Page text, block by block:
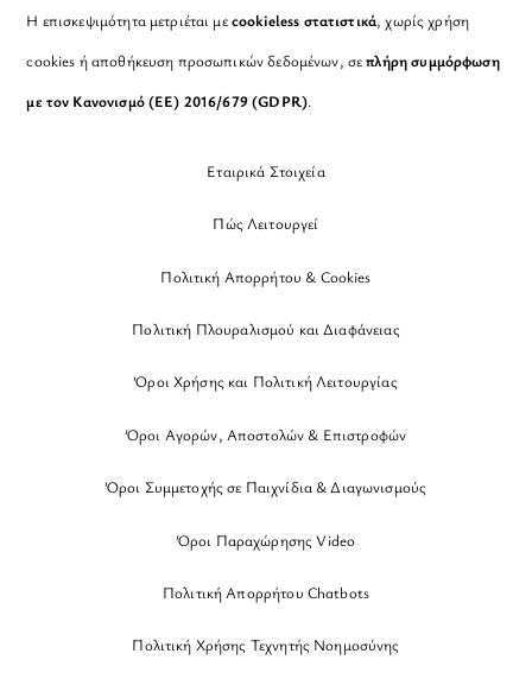
Η επισκεψιμότητα μετριέται μεcookieless στατιστικά, χωρίς χρήση
cookies ή αποθήκευση προσωπικών δεδομένων, σεπλήρη συμμόρφωση
με τον Κανονισμό (ΕΕ) 2016/679 (GDPR).
Εταιρικά Στοιχεία
Πώς Λειτουργεί
Πολιτική Απορρήτου & Cookies
Πολιτική Πλουραλισμού και Διαφάνειας
Όροι Χρήσης και Πολιτική Λειτουργίας
Όροι Αγορών, Αποστολών & Επιστροφών
Όροι Συμμετοχής σε Παιχνίδια & Διαγωνισμούς
Όροι Παραχώρησης Video
Πολιτική Απορρήτου Chatbots
Πολιτική Χρήσης Τεχνητής Νοημοσύνης